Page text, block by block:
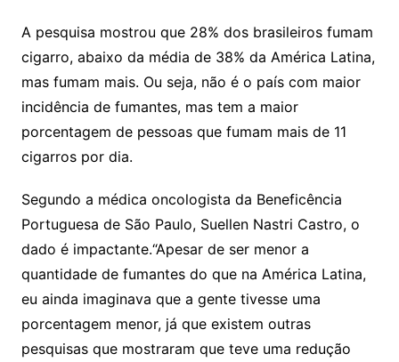
A pesquisa mostrou que 28% dos brasileiros fumam
cigarro, abaixo da média de 38% da América Latina,
mas fumam mais. Ou seja, não é o país com maior
incidência de fumantes, mas tem a maior
porcentagem de pessoas que fumam mais de 11
cigarros por dia.
Segundo a médica oncologista da Beneficência
Portuguesa de São Paulo, Suellen Nastri Castro, o
dado é impactante.“Apesar de ser menor a
quantidade de fumantes do que na América Latina,
eu ainda imaginava que a gente tivesse uma
porcentagem menor, já que existem outras
pesquisas que mostraram que teve uma redução